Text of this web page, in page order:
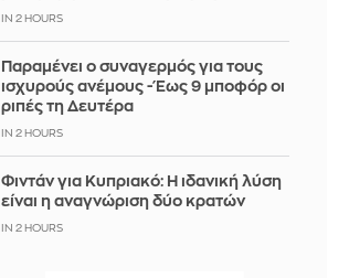
IN 2 HOURS
Παραμένει ο συναγερμός για τους
ισχυρούς ανέμους - Έως 9 μποφόρ οι
ριπές τη Δευτέρα
IN 2 HOURS
Φιντάν για Κυπριακό: Η ιδανική λύση
είναι η αναγνώριση δύο κρατών
IN 2 HOURS